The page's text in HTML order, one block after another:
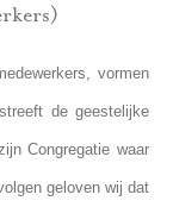
vormen
de geestelijke
Congregatie waar
geloven wij dat